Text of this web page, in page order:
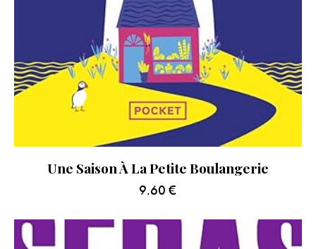
Une Saison À La Petite Boulangerie
9.60 €